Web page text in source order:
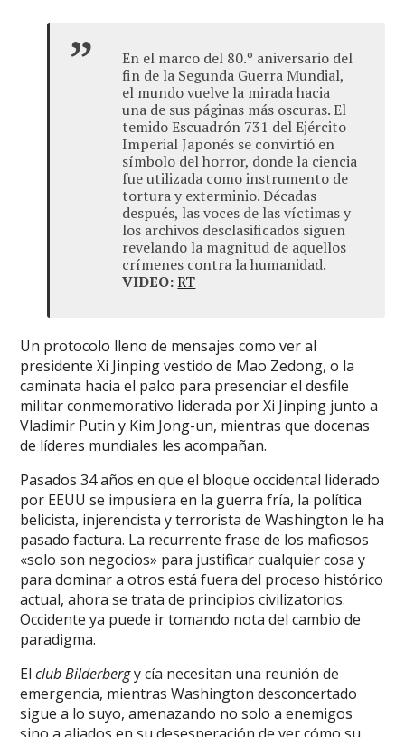
En el marco del 80.º aniversario del
fin de la Segunda Guerra Mundial,
el mundo vuelve la mirada hacia
una de sus páginas más oscuras. El
temido Escuadrón 731 del Ejército
Imperial Japonés se convirtió en
símbolo del horror, donde la ciencia
fue utilizada como instrumento de
tortura y exterminio. Décadas
después, las voces de las víctimas y
los archivos desclasificados siguen
revelando la magnitud de aquellos
crímenes contra la humanidad.
VIDEO: RT
Un protocolo lleno de mensajes como ver al
presidente Xi Jinping vestido de Mao Zedong, o la
caminata hacia el palco para presenciar el desfile
militar conmemorativo liderada por Xi Jinping junto a
Vladimir Putin y Kim Jong-un, mientras que docenas
de líderes mundiales les acompañan.
Pasados 34 años en que el bloque occidental liderado
por EEUU se impusiera en la guerra fría, la política
belicista, injerencista y terrorista de Washington le ha
pasado factura. La recurrente frase de los mafiosos
«solo son negocios» para justificar cualquier cosa y
para dominar a otros está fuera del proceso histórico
actual, ahora se trata de principios civilizatorios.
Occidente ya puede ir tomando nota del cambio de
paradigma.
Elclub Bilderbergy cía necesitan una reunión de
emergencia, mientras Washington desconcertado
sigue a lo suyo, amenazando no solo a enemigos